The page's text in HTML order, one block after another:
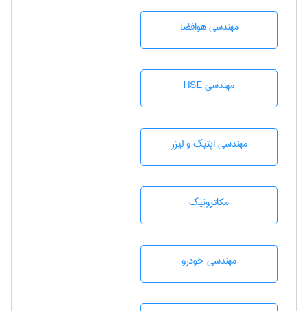
مهندسی هوافضا
مهندسی HSE
مهندسی اپتیک و لیزر
مکاترونیک
مهندسی خودرو